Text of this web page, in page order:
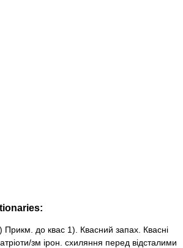
до квас 1). Квасний запах. Квасні
зм ірон. схиляння перед відсталими